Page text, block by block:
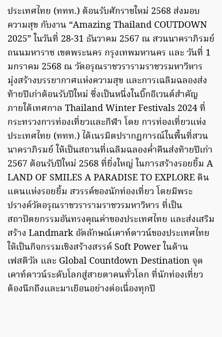
ประเทศไทย (ททท.) ต้อนรับศักราชใหม่ 2568 ส่งมอบ
ความสุข กับงาน “Amazing Thailand COUTDOWN
2025” ในวันที่ 28-31 ธันวาคม 2567 ณ สวนนาคราภิรมย์
ถนนมหาราช เขตพระนคร กรุงเทพมหานคร และ วันที่ 1
มกราคม 2568 ณ วัดอรุณราชวรารามราชวรมหาวิหาร
มุ่งสร้างบรรยากาศแห่งความสุข และการเฉลิมฉลองส่ง
ท้ายปีเก่าต้อนรับปีใหม่ ซึ่งเป็นหนึ่งในบิ๊กอีเวนต์สำคัญ
ภายใต้เทศกาล Thailand Winter Festivals 2024 ที่
กระทรวงการท่องเที่ยวและกีฬา โดย การท่องเที่ยวแห่ง
ประเทศไทย (ททท.) ได้เนรมิตปรากฏการณ์ในพื้นที่สวน
นาคราภิรมย์ ให้เป็นสถานที่เฉลิมฉลองค่ำคืนส่งท้ายปีเก่า
2567 ต้อนรับปีใหม่ 2568 ที่ยิ่งใหญ่ ในการสร้างรอยยิ้ม A
LAND OF SMILES A PARADISE TO EXPLORE ดิน
แดนแห่งรอยยิ้ม สวรรค์ของนักท่องเที่ยว โดยมีพระ
ปรางค์วัดอรุณราชวรารามราชวรมหาวิหาร ที่เป็น
สถาปัตยกรรมอันทรงคุณค่าของประเทศไทย และส่งเสริม
สร้าง Landmark อัตลักษณ์เคาท์ดาวน์ของประเทศไทย
ให้เป็นกิจกรรมเชิงสร้างสรรค์ Soft Power ในด้าน
เฟสติวัล และ Global Countdown Destination จุด
เคาท์ดาวน์ระดับโลกสู่สายตาคนทั่วโลก ที่นักท่องเที่ยว
ต้องนึกถึงและมาเยือนอย่างต่อเนื่องทุกปี